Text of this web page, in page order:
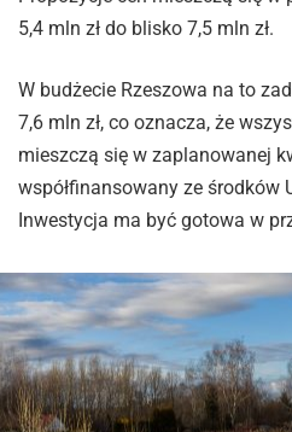
5,4 mln zł do blisko 7,5 mln zł.
W budżecie Rzeszowa na to
7,6 mln zł, co oznacza, że
mieszczą się w zaplanowanej
współfinansowany ze środków
Inwestycja ma być gotowa w